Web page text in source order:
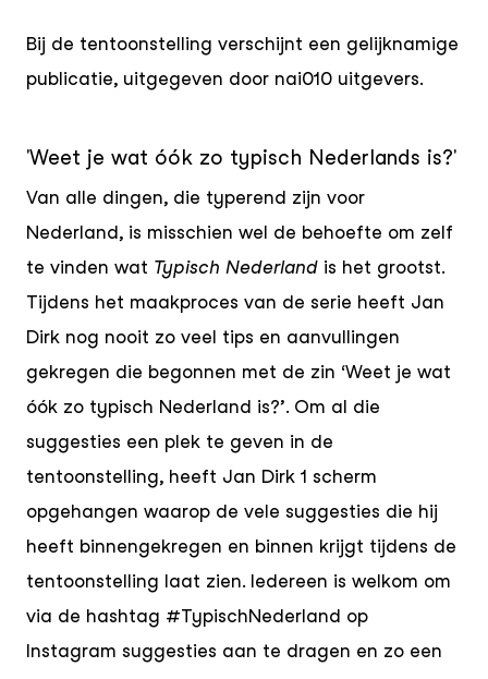
Bij de tentoonstelling verschijnt een gelijknamige
publicatie, uitgegeven door nai010 uitgevers.
'Weet je wat óók zo typisch Nederlands is?'
Van alle dingen, die typerend zijn voor
Nederland, is misschien wel de behoefte om zelf
te vinden wat Typisch Nederland is het grootst.
Tijdens het maakproces van de serie heeft Jan
Dirk nog nooit zo veel tips en aanvullingen
gekregen die begonnen met de zin ‘Weet je wat
óók zo typisch Nederland is?’. Om al die
suggesties een plek te geven in de
tentoonstelling, heeft Jan Dirk 1 scherm
opgehangen waarop de vele suggesties die hij
heeft binnengekregen en binnen krijgt tijdens de
tentoonstelling laat zien. Iedereen is welkom om
via de hashtag #TypischNederland op
Instagram suggesties aan te dragen en zo een